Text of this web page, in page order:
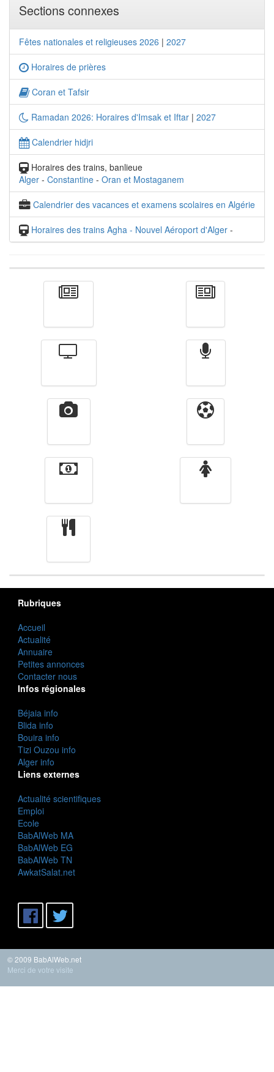
Sections connexes
Fêtes nationales et religieuses 2026 | 2027
Horaires de prières
Coran et Tafsir
Ramadan 2026: Horaires d'Imsak et Iftar | 2027
Calendrier hidjri
Horaires des trains, banlieue
Alger - Constantine - Oran et Mostaganem
Calendrier des vacances et examens scolaires en Algérie
Horaires des trains Agha - Nouvel Aéroport d'Alger -
Rubriques
Accueil
Actualité
Annuaire
Petites annonces
Contacter nous
Infos régionales
Béjaia info
Blida info
Bouira info
Tizi Ouzou info
Alger info
Liens externes
Actualité scientifiques
Emploi
Ecole
BabAlWeb MA
BabAlWeb EG
BabAlWeb TN
AwkatSalat.net
© 2009 BabAlWeb.net
Merci de votre visite